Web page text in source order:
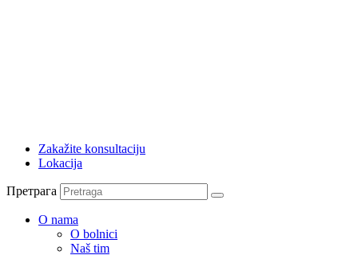
Zakažite konsultaciju
Lokacija
Претрага
O nama
O bolnici
Naš tim